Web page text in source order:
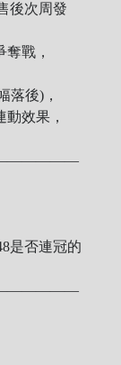
後次周發
戰，
落後)，
效果，
是否連冠的